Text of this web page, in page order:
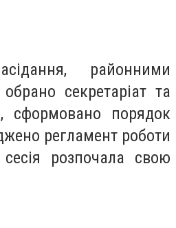
районними
секретаріат та
сформовано порядок
регламент роботи
сесія розпочала свою